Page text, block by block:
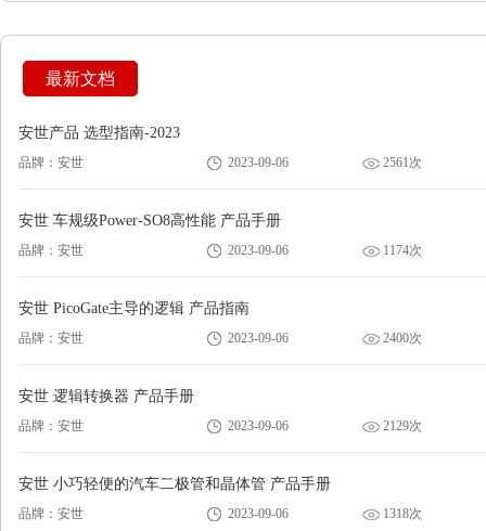
最新文档
安世产品 选型指南-2023
品牌：安世 2023-09-06 2561次
安世 车规级Power-SO8高性能 产品手册
品牌：安世 2023-09-06 1174次
安世 PicoGate主导的逻辑 产品指南
品牌：安世 2023-09-06 2400次
安世 逻辑转换器 产品手册
品牌：安世 2023-09-06 2129次
安世 小巧轻便的汽车二极管和晶体管 产品手册
品牌：安世 2023-09-06 1318次